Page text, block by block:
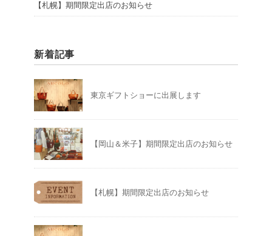
【札幌】期間限定出店のお知らせ
新着記事
東京ギフトショーに出展します
【岡山＆米子】期間限定出店のお知らせ
【札幌】期間限定出店のお知らせ